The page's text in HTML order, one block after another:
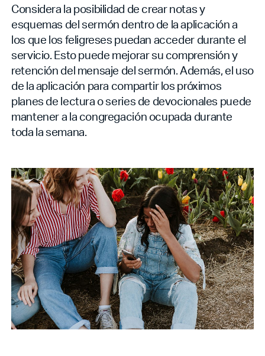
Considera la posibilidad de crear notas y
esquemas del sermón dentro de la aplicación a
los que los feligreses puedan acceder durante el
servicio. Esto puede mejorar su comprensión y
retención del mensaje del sermón. Además, el uso
de la aplicación para compartir los próximos
planes de lectura o series de devocionales puede
mantener a la congregación ocupada durante
toda la semana.